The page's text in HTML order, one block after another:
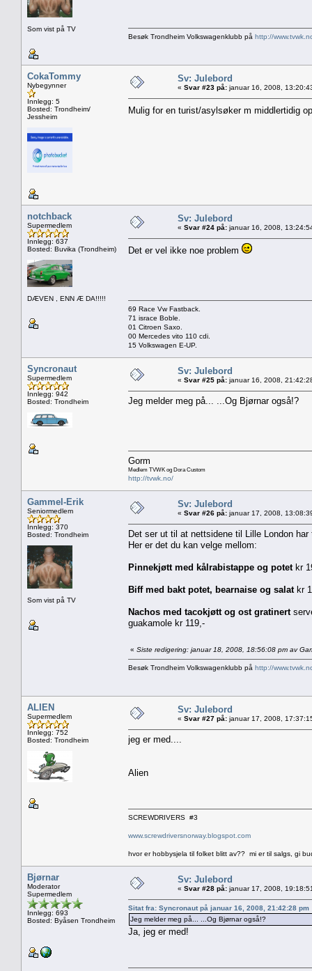
Som vist på TV
Besøk Trondheim Volkswagenklubb på http://
CokaTommy
Nybegynner
Innlegg: 5
Bosted: Trondheim/
Jessheim
Sv: Julebord
« Svar #23 på: januar 16, 2008,
Mulig for en turist/asylsøker m middlertidig
notchback
Supermedlem
Innlegg: 637
Bosted: Buvika (Trondheim)
DÆVEN , ENN Æ DA!!!!!
Sv: Julebord
« Svar #24 på: januar 16, 2008,
Det er vel ikke noe problem
69 Race Vw Fastback.
71 israce Boble.
01 Citroen Saxo.
00 Mercedes vito 110 cdi.
15 Volkswagen E-UP.
Syncronaut
Supermedlem
Innlegg: 942
Bosted: Trondheim
Sv: Julebord
« Svar #25 på: januar 16, 2008,
Jeg melder meg på... ...Og Bjørnar også!?
Gorm
Medlem TVWK og Dora Custom
http://tvwk.no/
Gammel-Erik
Seniormedlem
Innlegg: 370
Bosted: Trondheim
Som vist på TV
Sv: Julebord
« Svar #26 på: januar 17, 2008,
Det ser ut til at nettsidene til Lille London
Her er det du kan velge mellom:
Pinnekjøtt med kålrabistappe og potetkr
Biff med bakt potet, bearnaise og salatkr
Nachos med tacokjøtt og ost gratinert
guakamole kr 119,-
« Siste redigering: januar 18, 2008, 18:56:08 pm av
Besøk Trondheim Volkswagenklubb på http://
ALIEN
Supermedlem
Innlegg: 752
Bosted: Trondheim
Sv: Julebord
« Svar #27 på: januar 17, 2008,
jeg er med....
Alien
SCREWDRIVERS #3
www.screwdriversnorway.blogspot.com
hvor er hobbysjela til folket blitt av?? mi er til salgs, gi
Bjørnar
Moderator
Supermedlem
Innlegg: 693
Bosted: Byåsen Trondheim
Sv: Julebord
« Svar #28 på: januar 17, 2008,
Sitat fra: Syncronaut på januar 16, 2008, 21:42:28 pm
Jeg melder meg på... ...Og Bjørnar også!?
Ja, jeg er med!